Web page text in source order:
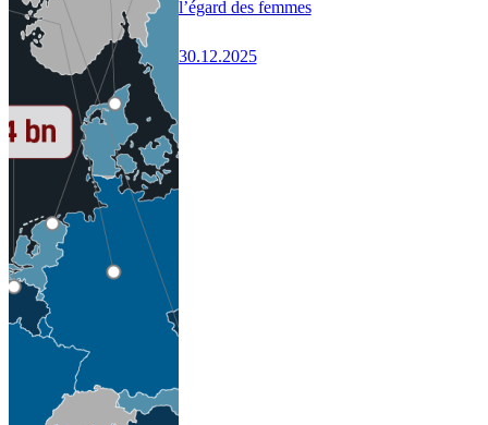
l’égard des femmes
30.12.2025